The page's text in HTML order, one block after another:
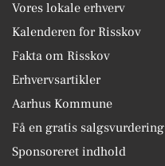
Vores lokale erhverv
Kalenderen for Risskov
Fakta om Risskov
Erhvervsartikler
Aarhus Kommune
Få en gratis salgsvurdering
Sponsoreret indhold